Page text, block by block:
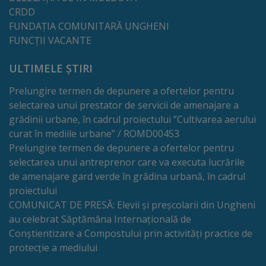
de
cerere
și
urbanism
Transparență
decizională
Proiecte
de
decizii
Decizii
CRDD
FUNDAȚIA COMUNITARĂ UNGHENI
FUNCȚII VACANTE
ULTIMELE ȘTIRI
Prelungire termen de depunere a ofertelor pentru
selectarea unui prestator de servicii de amenajare a
grădinii urbane, în cadrul proiectului ”Cultivarea aerului
curat în mediile urbane” / ROMD00453
Prelungire termen de depunere a ofertelor pentru
selectarea unui antreprenor care va executa lucrările
de amenajare gard verde în grădina urbană, în cadrul
proiectului
COMUNICAT DE PRESĂ: Elevii și preșcolarii din Ungheni
au celebrat Săptămâna Internațională de
Conștientizare a Compostului prin activități practice de
protecție a mediului